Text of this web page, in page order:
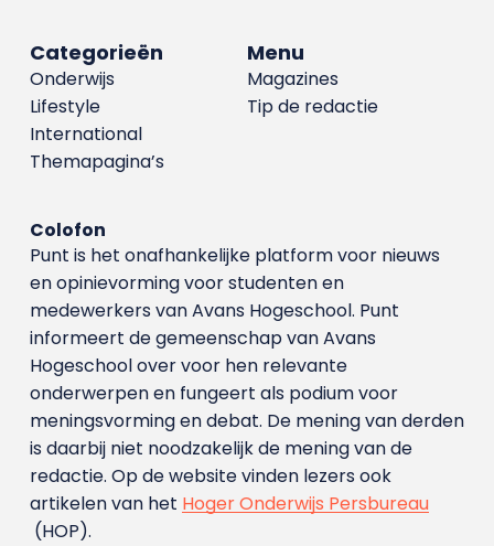
Menu
Magazines
Tip de redactie
Categorieën
Onderwijs
Lifestyle
International
Themapagina’s
Colofon
Punt is het onafhankelijke platform voor nieuws
en opinievorming voor studenten en
medewerkers van Avans Hoge­school. Punt
informeert de gemeenschap van Avans
Hogeschool over voor hen relevante
onderwerpen en fungeert als podium voor
meningsvorming en debat. De mening van derden
is daarbij niet noodzakelijk de mening van de
redactie. Op de website vinden lezers ook
artikelen van het Hoger Onderwijs Persbureau
(HOP).